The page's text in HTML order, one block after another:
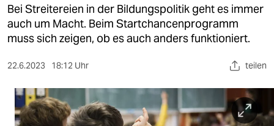
kultur
sport
berlin
nord
wahrheit
Bei Streitereien in der Bildungspolitik geht es immer
auch um Macht. Beim Startchancenprogramm
muss sich zeigen, ob es auch anders funktioniert.
22.6.2023 18:12 Uhr teilen